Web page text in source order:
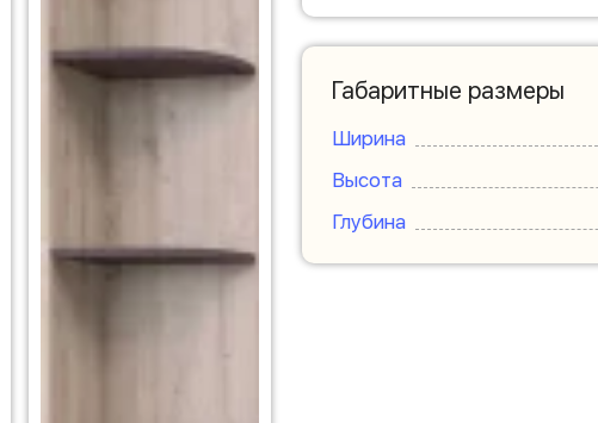
Габаритные размеры
Ширина
Высота
Глубина